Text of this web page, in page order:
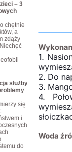
1.
2. Do
3.
4.
Woda
– 3
chętnie
a
zdąży
służby
się
i
do